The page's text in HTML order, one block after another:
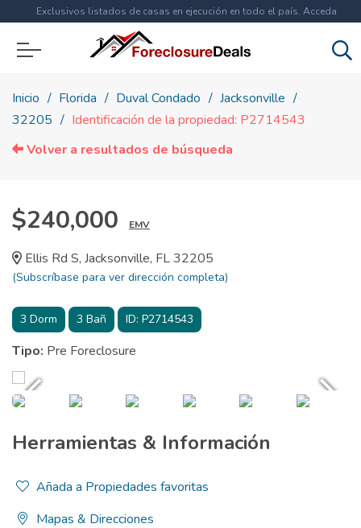
Exclusivos listados de casas en ejecución en todo el país. Acceda
ahora a
Inicio Florida Duval Condado
Jacksonville
32205
Identificación de la propiedad: P2714543
Volver a resultados de búsqueda
$240,000 EMV
Ellis Rd S, Jacksonville, FL 32205
(Subscríbase para ver dirección completa)
3 Dorm 3 Bañ ID: P2714543
Tipo: Pre Foreclosure
Herramientas & Información
Añada a Propiedades favoritas
Mapas & Direcciones